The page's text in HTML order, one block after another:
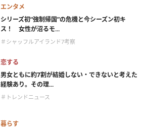
エンタメ
シリーズ初“強制帰国”の危機と今シーズン初キ
ス！ 女性が沼るモ...
＃シャッフルアイランド7考察
恋する
男女ともに約7割が結婚しない・できないと考えた
経験あり。その理...
＃トレンドニュース
暮らす